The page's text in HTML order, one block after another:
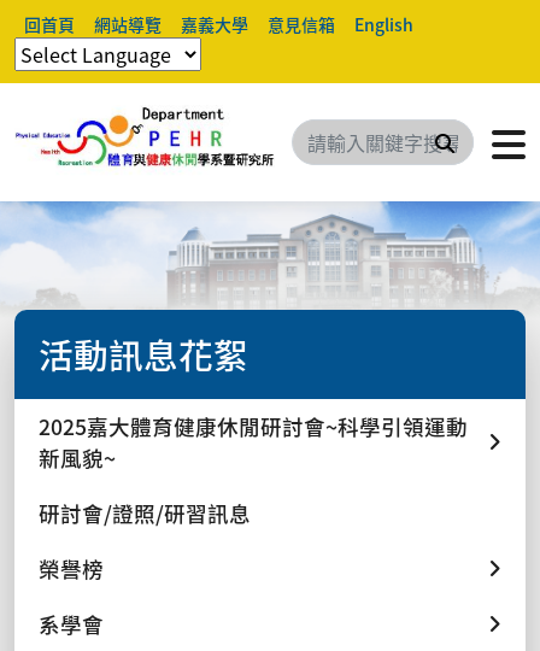
回首頁 網站導覽 嘉義大學 意見信箱 English
搜尋
活動訊息花絮
2025嘉大體育健康休閒研討會~科學引領運動
新風貌~
研討會/證照/研習訊息
榮譽榜
系學會